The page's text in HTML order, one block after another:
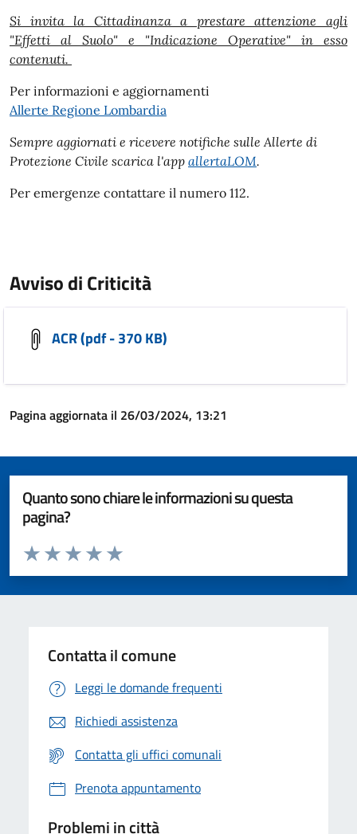
Si invita la Cittadinanza a prestare attenzione agli
"Effetti al Suolo" e "Indicazione Operative" in esso
contenuti.
Per informazioni e aggiornamenti
Allerte Regione Lombardia
Sempre aggiornati e ricevere notifiche sulle Allerte di
Protezione Civile scarica l'app allertaLOM.
Per emergenze contattare il numero 112.
Avviso di Criticità
ACR (pdf - 370 KB)
Pagina aggiornata il 26/03/2024, 13:21
Quanto sono chiare le informazioni su questa
pagina?
Valuta da 1 a 5 stelle la pagina
Valuta 5 stelle su 5
Valuta 4 stelle su 5
Valuta 3 stelle su 5
Valuta 2 stelle su 5
Valuta 1 stelle su 5
Contatta il comune
Leggi le domande frequenti
Richiedi assistenza
Contatta gli uffici comunali
Prenota appuntamento
Problemi in città